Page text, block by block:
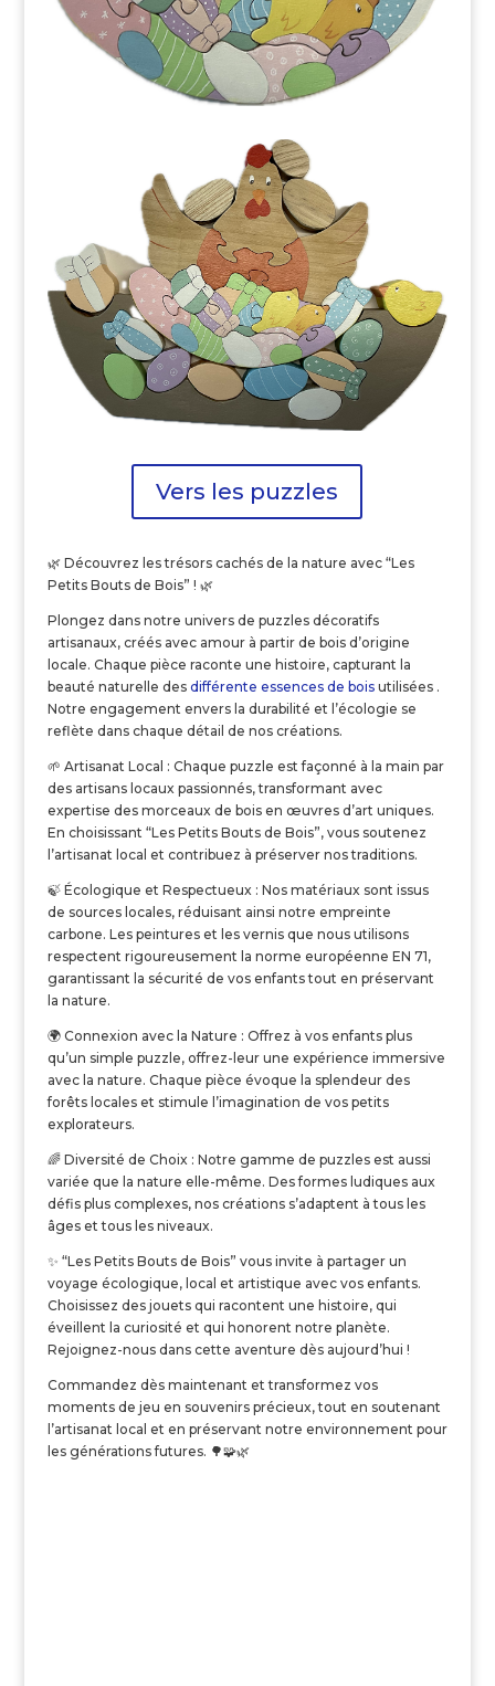
Vers les puzzles
🌿Découvrez les trésors cachés de la nature avec “Les
Petits Bouts de Bois” ! 🌿
Plongez dans notre univers de puzzles décoratifs
artisanaux, créés avec amour à partir de bois d’origine
locale. Chaque pièce raconte une histoire, capturant la
beauté naturelle des différente essences de boisutilisées .
Notre engagement envers la durabilité et l’écologie se
reflète dans chaque détail de nos créations.
🌱 Artisanat Local : Chaque puzzle est façonné à la main par
des artisans locaux passionnés, transformant avec
expertise des morceaux de bois en œuvres d’art uniques.
En choisissant “Les Petits Bouts de Bois”, vous soutenez
l’artisanat local et contribuez à préserver nos traditions.
🍃Écologique et Respectueux : Nos matériaux sont issus
de sources locales, réduisant ainsi notre empreinte
carbone. Les peintures et les vernis que nous utilisons
respectent rigoureusement la norme européenne EN 71,
garantissant la sécurité de vos enfants tout en préservant
la nature.
🌍Connexion avec la Nature : Offrez à vos enfants plus
qu’un simple puzzle, offrez-leur une expérience immersive
avec la nature. Chaque pièce évoque la splendeur des
forêts locales et stimule l’imagination de vos petits
explorateurs.
🌈Diversité de Choix : Notre gamme de puzzles est aussi
variée que la nature elle-même. Des formes ludiques aux
défis plus complexes, nos créations s’adaptent à tous les
âges et tous les niveaux.
✨ “Les Petits Bouts de Bois” vous invite à partager un
voyage écologique, local et artistique avec vos enfants.
Choisissez des jouets qui racontent une histoire, qui
éveillent la curiosité et qui honorent notre planète.
Rejoignez-nous dans cette aventure dès aujourd’hui !
Commandez dès maintenant et transformez vos
moments de jeu en souvenirs précieux, tout en soutenant
l’artisanat local et en préservant notre environnement pour
les générations futures. 🌳🧩🌿